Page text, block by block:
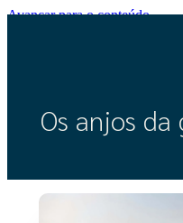
Avançar para o conteúdo
Os anjos da